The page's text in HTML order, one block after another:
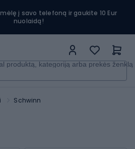
į savo telefoną ir gaukite 10 Eur
nuolaidą!
produktą, kategoriją arba prekės ženklą
Schwinn